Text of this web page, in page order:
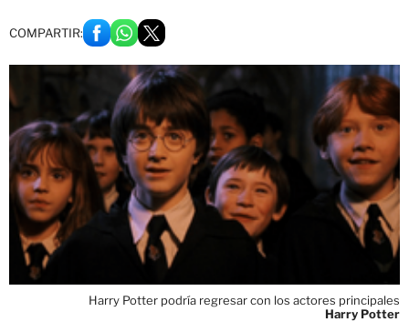
COMPARTIR:
Harry Potter podría regresar con los actores principales
Harry Potter